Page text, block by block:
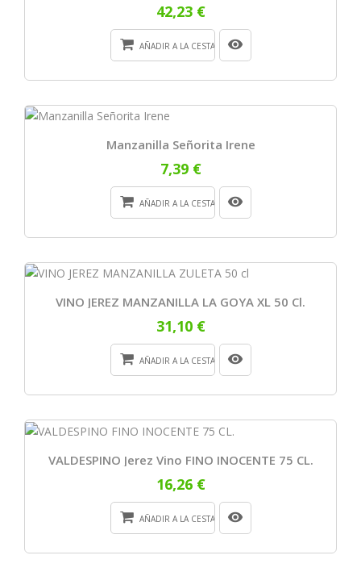
42,23 €
AÑADIR A LA CESTA
Manzanilla Señorita Irene
7,39 €
AÑADIR A LA CESTA
VINO JEREZ MANZANILLA LA GOYA XL 50 Cl.
31,10 €
AÑADIR A LA CESTA
VALDESPINO Jerez Vino FINO INOCENTE 75 CL.
16,26 €
AÑADIR A LA CESTA